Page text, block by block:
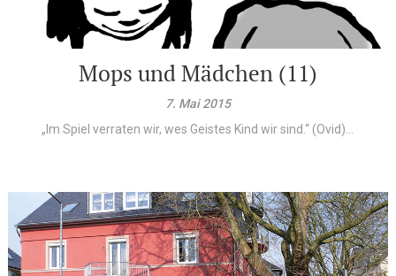
Mops und Mädchen (11)
7. Mai 2015
„Im Spiel verraten wir, wes Geistes Kind wir sind.“ (Ovid)...